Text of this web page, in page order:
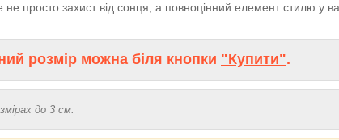
не просто захист від сонця, а повноцінний елемент стилю у
розмір можна біля кнопки "Купити".
до 3 см.